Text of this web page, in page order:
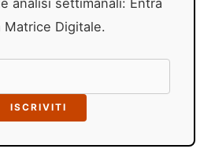
Matrice Digitale.
ISCRIVITI